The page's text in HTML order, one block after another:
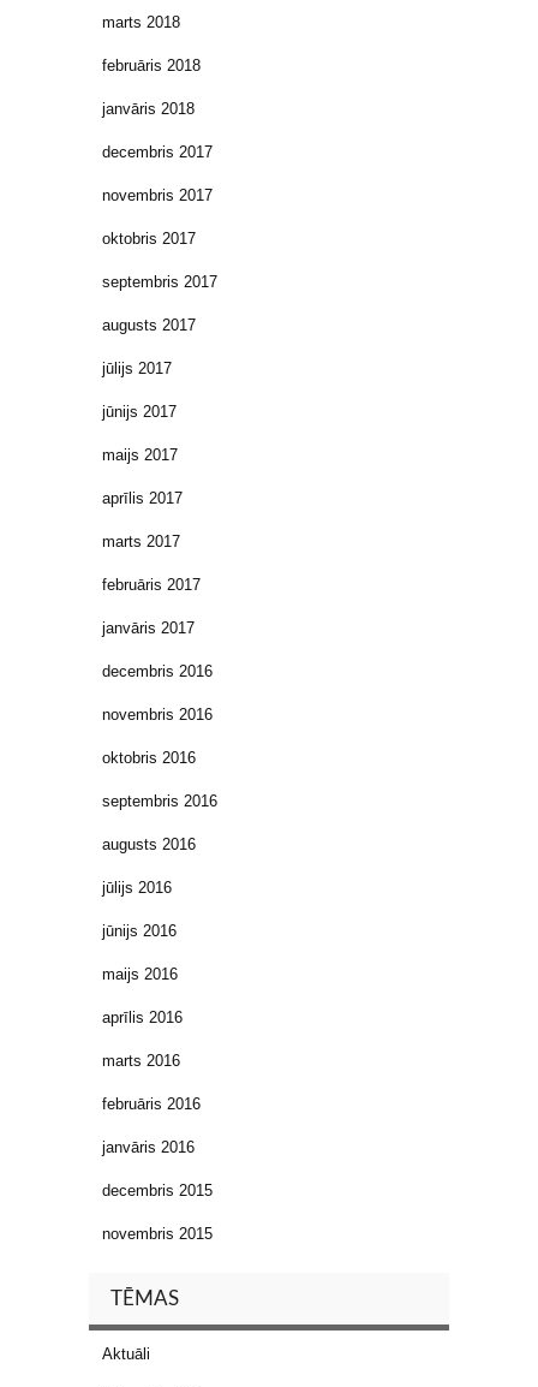
marts 2018
februāris 2018
janvāris 2018
decembris 2017
novembris 2017
oktobris 2017
septembris 2017
augusts 2017
jūlijs 2017
jūnijs 2017
maijs 2017
aprīlis 2017
marts 2017
februāris 2017
janvāris 2017
decembris 2016
novembris 2016
oktobris 2016
septembris 2016
augusts 2016
jūlijs 2016
jūnijs 2016
maijs 2016
aprīlis 2016
marts 2016
februāris 2016
janvāris 2016
decembris 2015
novembris 2015
TĒMAS
Aktuāli